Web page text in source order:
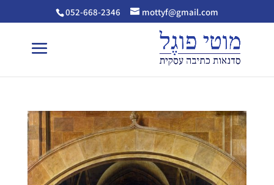
052-668-2346 mottyf@gmail.com